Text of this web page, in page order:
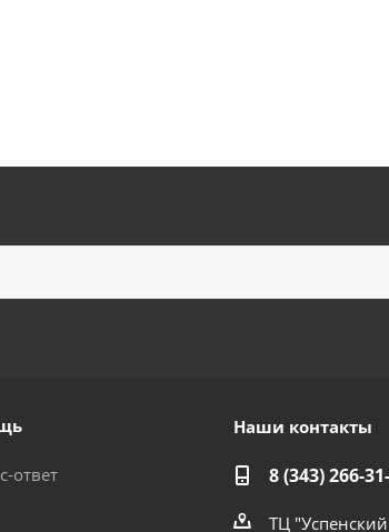
ответ
Наши контакты
8 (343) 266-
ТЦ